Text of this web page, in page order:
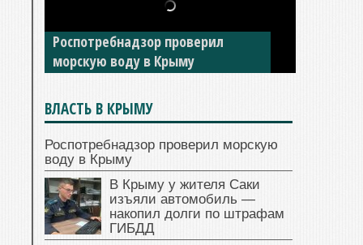
Роспотребнадзор проверил
морскую воду в Крыму
автомобиль — накопил долги по
штрафам ГИБДД
ВЛАСТЬ В КРЫМУ
Роспотребнадзор проверил морскую
воду в Крыму
В Крыму у жителя Саки
изъяли автомобиль —
накопил долги по штрафам
ГИБДД